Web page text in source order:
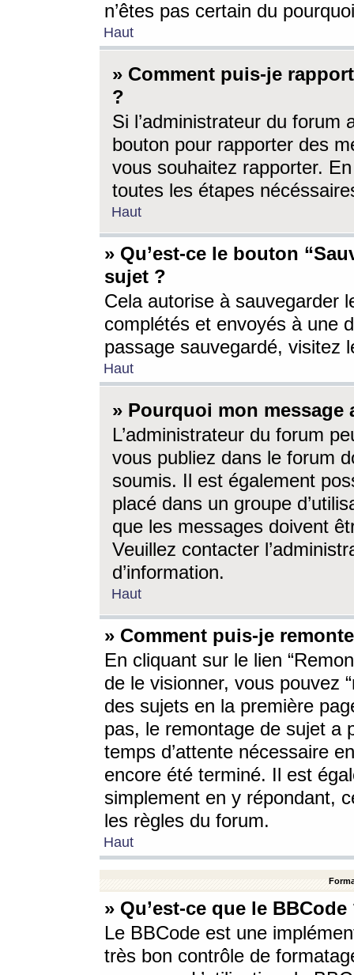
n’êtes pas certain du
Haut
» Comment puis-je
?
Si l’administrateur du forum
bouton pour rapporter des
vous souhaitez rapporter.
toutes les étapes
Haut
» Qu’est-ce le bouton
sujet ?
Cela autorise à sauvegarder
complétés et envoyés à une
passage sauvegardé, visitez
Haut
» Pourquoi mon message
L’administrateur du forum
vous publiez dans le forum
soumis. Il est également
placé dans un groupe
que les messages doivent
Veuillez contacter
d’information.
Haut
» Comment puis-je
En cliquant sur le lien
de le visionner, vous pouvez
des sujets en la première
pas, le remontage de sujet a
temps d’attente nécessaire
encore été terminé. Il est
simplement en y répondant,
les règles du forum.
Haut
» Qu’est-ce que le BBCode
Le BBCode est une
très bon contrôle de